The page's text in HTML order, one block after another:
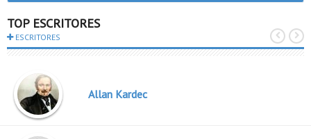
TOP ESCRITORES
ESCRITORES
Allan Kardec